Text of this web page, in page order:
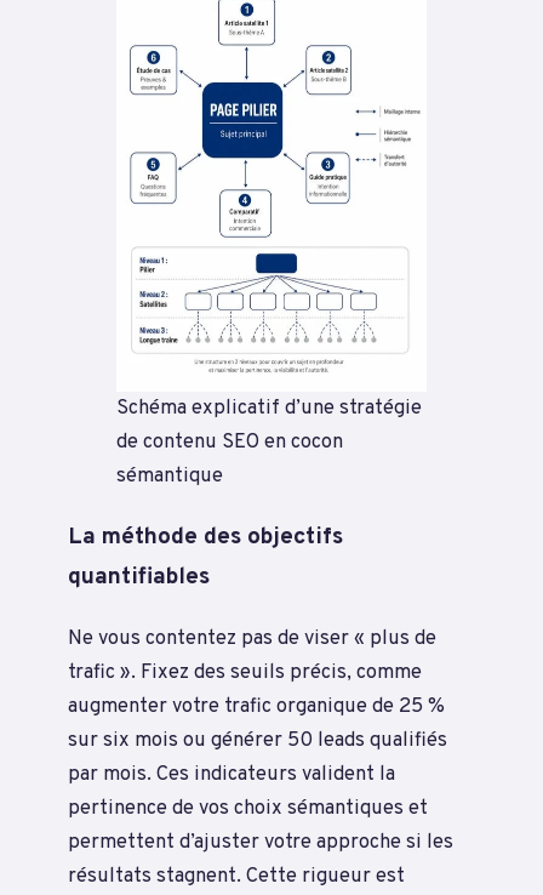
Schéma explicatif d’une stratégie
de contenu SEO en cocon
sémantique
La méthode des objectifs
quantifiables
Ne vous contentez pas de viser « plus de
trafic ». Fixez des seuils précis, comme
augmenter votre trafic organique de 25 %
sur six mois ou générer 50 leads qualifiés
par mois. Ces indicateurs valident la
pertinence de vos choix sémantiques et
permettent d’ajuster votre approche si les
résultats stagnent. Cette rigueur est